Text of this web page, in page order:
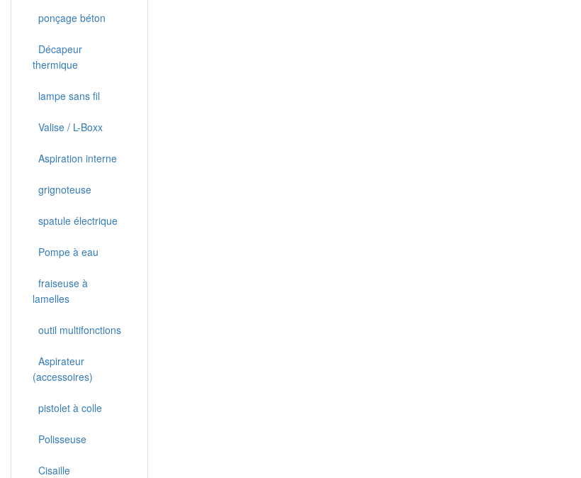
ponçage béton
Décapeur
thermique
lampe sans fil
Valise / L-Boxx
Aspiration interne
grignoteuse
spatule électrique
Pompe à eau
fraiseuse à
lamelles
outil multifonctions
Aspirateur
(accessoires)
pistolet à colle
Polisseuse
Cisaille